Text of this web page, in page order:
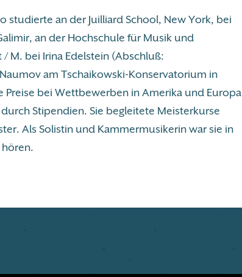
studierte an der Juilliard School, New York, bei
an der Hochschule für Musik und
M. bei Irina Edelstein (Abschluß:
am Tschaikowski-Konservatorium in
Preise bei Wettbewerben in Amerika und Europa
Stipendien. Sie begleitete Meisterkurse
Als Solistin und Kammermusikerin war sie in
hören.